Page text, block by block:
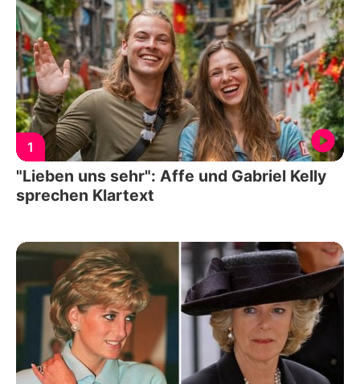
1
"Lieben uns sehr": Affe und Gabriel Kelly
sprechen Klartext